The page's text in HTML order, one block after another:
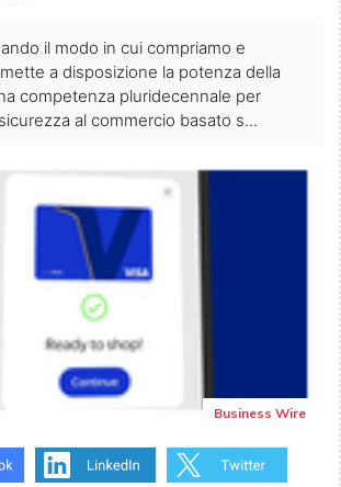
il modo in cui compriamo e
a disposizione la potenza della
competenza pluridecennale per
al commercio basato s...
Business Wire